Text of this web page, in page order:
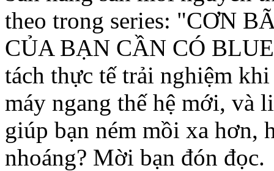
theo trong series: "CƠN
CỦA BẠN CẦN CÓ
tách thực tế trải nghiệm
máy ngang thế hệ mới, và
giúp bạn ném mồi xa hơn,
nhoáng? Mời bạn đón đọc.